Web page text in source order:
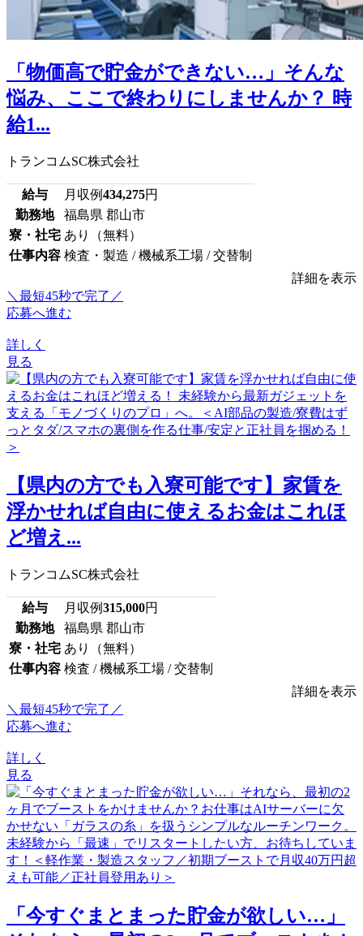
「物価高で貯金ができない…」そんな
悩み、ここで終わりにしませんか？ 時
給1...
トランコムSC株式会社
給与 月収例434,275円
勤務地
福島県 郡山市
寮・社宅 あり（無料）
仕事内容 検査・製造 / 機械系工場 / 交替制
詳細を表示
＼最短45秒で完了／
応募へ進む
詳しく
見る
【県内の方でも入寮可能です】家賃を
浮かせれば自由に使えるお金はこれほ
ど増え...
トランコムSC株式会社
給与 月収例315,000円
勤務地
福島県 郡山市
寮・社宅 あり（無料）
仕事内容 検査 / 機械系工場 / 交替制
詳細を表示
＼最短45秒で完了／
応募へ進む
詳しく
見る
「今すぐまとまった貯金が欲しい…」